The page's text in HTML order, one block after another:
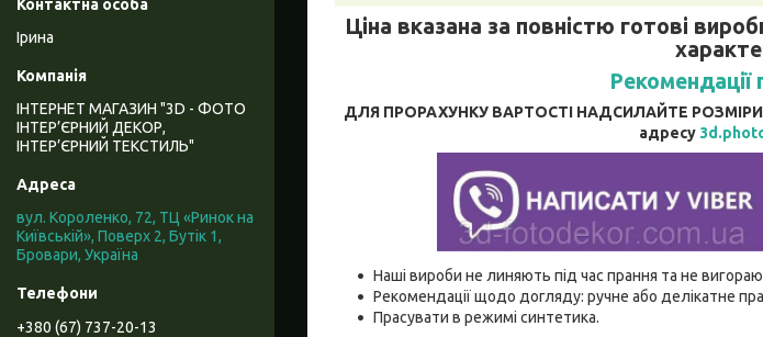
Ціна вказана за повністю готові
Рекомендації
ДЛЯ ПРОРАХУНКУ ВАРТОСТІ НАДСИЛАЙТЕ РОЗМІРИ
адресу
Наші вироби не линяють під час прання та не
Рекомендації щодо догляду: ручне або делікатне
Прасувати в режимі синтетика.
Ірина
ІНТЕРНЕТ МАГАЗИН "3D - ФОТО
ІНТЕР’ЄРНИЙ ДЕКОР,
ІНТЕР’ЄРНИЙ ТЕКСТИЛЬ"
вул. Короленко, 72, ТЦ «Ринок на
Київській», Поверх 2, Бутік 1,
Бровари, Україна
+380 (67) 737-20-13